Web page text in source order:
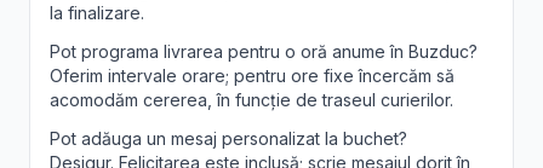
la finalizare.
Pot programa livrarea pentru o oră anume în Buzduc?
Oferim intervale orare; pentru ore fixe încercăm să
acomodăm cererea, în funcție de traseul curierilor.
Pot adăuga un mesaj personalizat la buchet?
Desigur. Felicitarea este inclusă; scrie mesajul dorit în